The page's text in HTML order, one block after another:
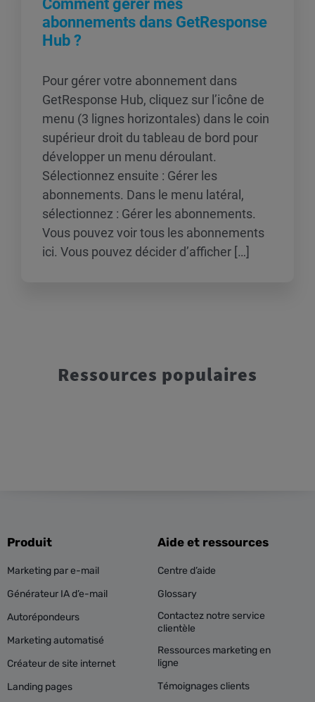
Comment gérer mes
abonnements dans GetResponse
Hub ?
Pour gérer votre abonnement dans
GetResponse Hub, cliquez sur l’icône de
menu (3 lignes horizontales) dans le coin
supérieur droit du tableau de bord pour
développer un menu déroulant.
Sélectionnez ensuite : Gérer les
abonnements. Dans le menu latéral,
sélectionnez : Gérer les abonnements.
Vous pouvez voir tous les abonnements
ici. Vous pouvez décider d’afficher […]
Ressources populaires
Produit
Marketing par e-mail
Générateur IA d’e-mail
Autorépondeurs
Marketing automatisé
Créateur de site internet
Landing pages
Aide et ressources
Centre d’aide
Glossary
Contactez notre service
clientèle
Ressources marketing en
ligne
Témoignages clients